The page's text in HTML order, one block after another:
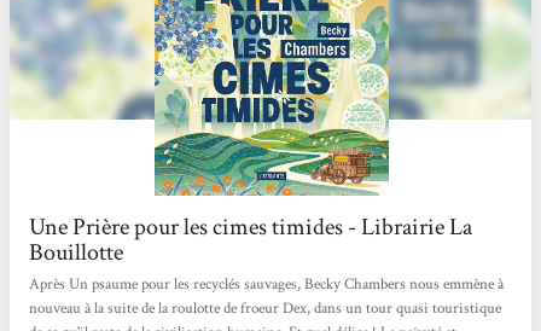
Une Prière pour les cimes timides - Librairie La
Bouillotte
Après Un psaume pour les recyclés sauvages, Becky Chambers nous emmène à
nouveau à la suite de la roulotte de froeur Dex, dans un tour quasi touristique